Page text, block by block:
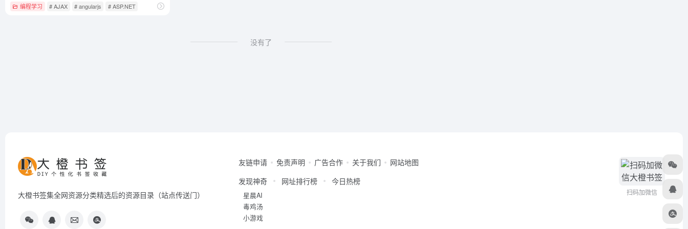
编程学习 # AJAX # angularjs # ASP.NET
没有了
大橙书签集全网资源分类精选后的资源目录（站点传送门）
友链申请 免责声明 广告合作 关于我们
网站地图
发现神奇
星晨AI
毒鸡汤
小游戏
网址排行榜 今日热榜
扫码加微信